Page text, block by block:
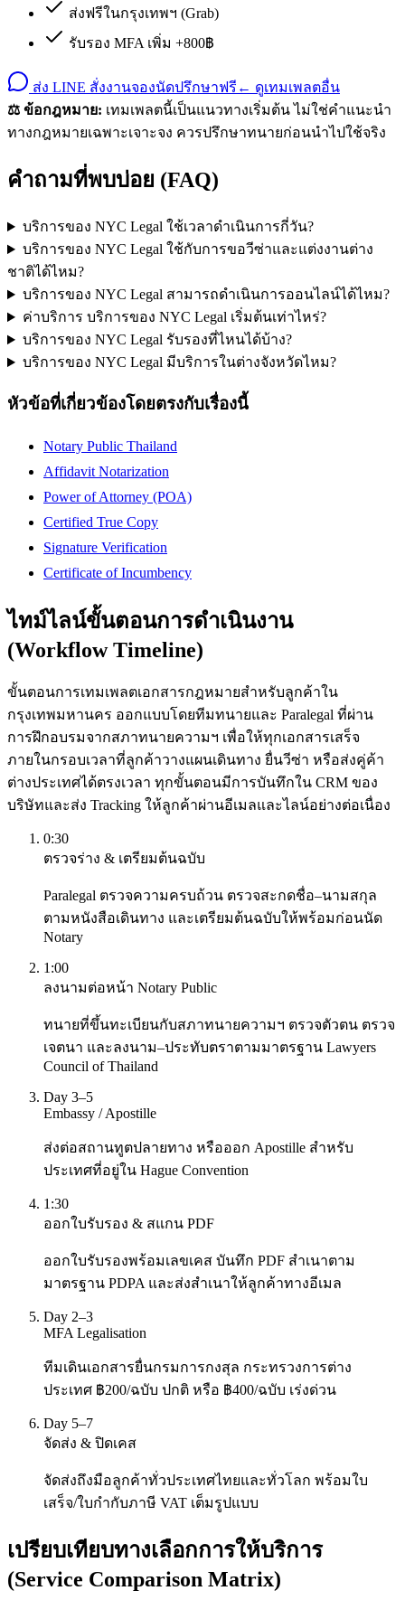
ส่งฟรีในกรุงเทพฯ (Grab)
รับรอง MFA เพิ่ม +800฿
ส่ง LINE สั่งงานจองนัดปรึกษาฟรี ← ดูเทมเพลตอื่น
⚖️ ข้อกฎหมาย: เทมเพลตนี้เป็นแนวทางเริ่มต้น ไม่ใช่คำแนะนำ
ทางกฎหมายเฉพาะเจาะจง ควรปรึกษาทนายก่อนนำไปใช้จริง
คำถามที่พบบ่อย (FAQ)
บริการของ NYC Legal ใช้เวลาดำเนินการกี่วัน?
บริการของ NYC Legal ใช้กับการขอวีซ่าและแต่งงานต่าง
ชาติได้ไหม?
บริการของ NYC Legal สามารถดำเนินการออนไลน์ได้ไหม?
ค่าบริการ บริการของ NYC Legal เริ่มต้นเท่าไหร่?
บริการของ NYC Legal รับรองที่ไหนได้บ้าง?
บริการของ NYC Legal มีบริการในต่างจังหวัดไหม?
หัวข้อที่เกี่ยวข้องโดยตรงกับเรื่องนี้
Notary Public Thailand
Affidavit Notarization
Power of Attorney (POA)
Certified True Copy
Signature Verification
Certificate of Incumbency
ไทม์ไลน์ขั้นตอนการดำเนินงาน
(Workflow Timeline)
ขั้นตอนการเทมเพลตเอกสารกฎหมายสำหรับลูกค้าใน
กรุงเทพมหานคร ออกแบบโดยทีมทนายและ Paralegal ที่ผ่าน
การฝึกอบรมจากสภาทนายความฯ เพื่อให้ทุกเอกสารเสร็จ
ภายในกรอบเวลาที่ลูกค้าวางแผนเดินทาง ยื่นวีซ่า หรือส่งคู่ค้า
ต่างประเทศได้ตรงเวลา ทุกขั้นตอนมีการบันทึกใน CRM ของ
บริษัทและส่ง Tracking ให้ลูกค้าผ่านอีเมลและไลน์อย่างต่อเนื่อง
0:30
ตรวจร่าง & เตรียมต้นฉบับ
Paralegal ตรวจความครบถ้วน ตรวจสะกดชื่อ–นามสกุล
ตามหนังสือเดินทาง และเตรียมต้นฉบับให้พร้อมก่อนนัด
Notary
1:00
ลงนามต่อหน้า Notary Public
ทนายที่ขึ้นทะเบียนกับสภาทนายความฯ ตรวจตัวตน ตรวจ
เจตนา และลงนาม–ประทับตราตามมาตรฐาน Lawyers
Council of Thailand
Day 3–5
Embassy / Apostille
ส่งต่อสถานทูตปลายทาง หรือออก Apostille สำหรับ
ประเทศที่อยู่ใน Hague Convention
1:30
ออกใบรับรอง & สแกน PDF
ออกใบรับรองพร้อมเลขเคส บันทึก PDF สำเนาตาม
มาตรฐาน PDPA และส่งสำเนาให้ลูกค้าทางอีเมล
Day 2–3
MFA Legalisation
ทีมเดินเอกสารยื่นกรมการกงสุล กระทรวงการต่าง
ประเทศ ฿200/ฉบับ ปกติ หรือ ฿400/ฉบับ เร่งด่วน
Day 5–7
จัดส่ง & ปิดเคส
จัดส่งถึงมือลูกค้าทั่วประเทศไทยและทั่วโลก พร้อมใบ
เสร็จ/ใบกำกับภาษี VAT เต็มรูปแบบ
เปรียบเทียบทางเลือกการให้บริการ
(Service Comparison Matrix)